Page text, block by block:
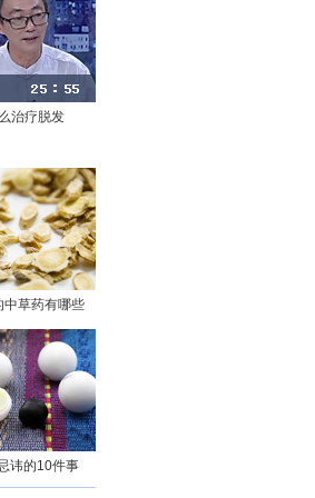
治疗脱发
中草药有哪些
讳的10件事